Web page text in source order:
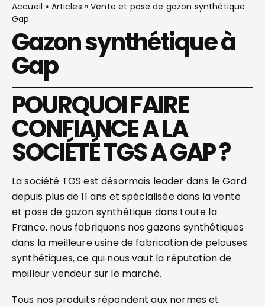
Accueil » Articles »Vente et pose de gazon synthétique
Gap
Gazon synthétique à
Gap
POURQUOI FAIRE
CONFIANCE A LA
SOCIÉTÉ TGS A GAP ?
La société TGS est désormais leader dans le Gard
depuis plus de 11 ans et spécialisée dans la vente
et pose de gazon synthétique dans toute la
France, nous fabriquons nos gazons synthétiques
dans la meilleure usine de fabrication de pelouses
synthétiques, ce qui nous vaut la réputation de
meilleur vendeur sur le marché.
Tous nos produits répondent aux normes et